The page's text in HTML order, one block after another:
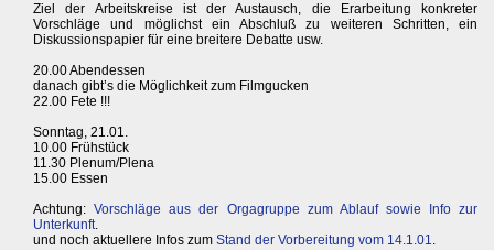
Ziel der Arbeitskreise ist der Austausch, die Erarbeitung konkreter
Vorschläge und möglichst ein Abschluß zu weiteren Schritten, ein
Diskussionspapier für eine breitere Debatte usw.
20.00 Abendessen
danach gibt’s die Möglichkeit zum Filmgucken
22.00 Fete !!!
Sonntag, 21.01.
10.00 Frühstück
11.30 Plenum/Plena
15.00 Essen
Achtung:Vorschläge aus der Orgagruppe zum Ablauf sowie Info zur
Unterkunft.
und noch aktuellere Infos zum Stand der Vorbereitung vom 14.1.01.